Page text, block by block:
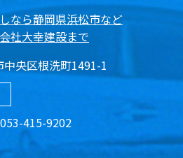
央区根洗町1491-1
415-9202